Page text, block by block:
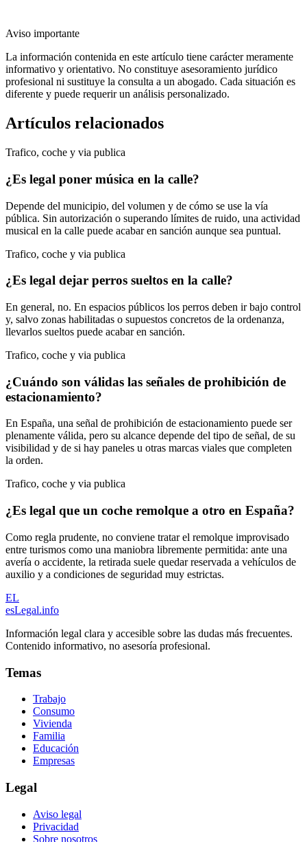
Aviso importante
La información contenida en este artículo tiene carácter meramente
informativo y orientativo. No constituye asesoramiento jurídico
profesional ni sustituye la consulta a un abogado. Cada situación es
diferente y puede requerir un análisis personalizado.
Artículos relacionados
Trafico, coche y via publica
¿Es legal poner música en la calle?
Depende del municipio, del volumen y de cómo se use la vía
pública. Sin autorización o superando límites de ruido, una actividad
musical en la calle puede acabar en sanción aunque sea puntual.
Trafico, coche y via publica
¿Es legal dejar perros sueltos en la calle?
En general, no. En espacios públicos los perros deben ir bajo control
y, salvo zonas habilitadas o supuestos concretos de la ordenanza,
llevarlos sueltos puede acabar en sanción.
Trafico, coche y via publica
¿Cuándo son válidas las señales de prohibición de
estacionamiento?
En España, una señal de prohibición de estacionamiento puede ser
plenamente válida, pero su alcance depende del tipo de señal, de su
visibilidad y de si hay paneles u otras marcas viales que completen
la orden.
Trafico, coche y via publica
¿Es legal que un coche remolque a otro en España?
Como regla prudente, no conviene tratar el remolque improvisado
entre turismos como una maniobra libremente permitida: ante una
avería o accidente, la retirada suele quedar reservada a vehículos de
auxilio y a condiciones de seguridad muy estrictas.
EL
esLegal.info
Información legal clara y accesible sobre las dudas más frecuentes.
Contenido informativo, no asesoría profesional.
Temas
Trabajo
Consumo
Vivienda
Familia
Educación
Empresas
Legal
Aviso legal
Privacidad
Sobre nosotros